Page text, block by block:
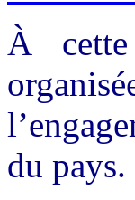
À cette
du pays.